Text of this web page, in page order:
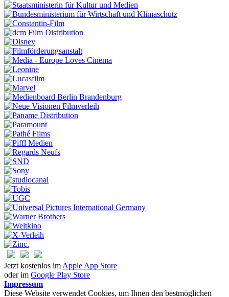
Jetzt kostenlos im Apple App Store
oder im Google Play Store
Impressum
Diese Website verwendet Cookies, um Ihnen den bestmöglichen